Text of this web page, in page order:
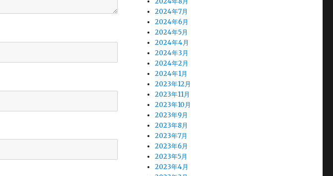
2024年7月
2024年6月
2024年5月
2024年4月
2024年3月
2024年2月
2024年1月
2023年12月
2023年11月
2023年10月
2023年9月
2023年8月
2023年7月
2023年6月
2023年5月
2023年4月